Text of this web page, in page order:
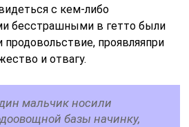
с кем-либо
бесстрашными в гетто были
продовольствие, проявляяпри
и отвагу.
мальчик носили
базы начинку,